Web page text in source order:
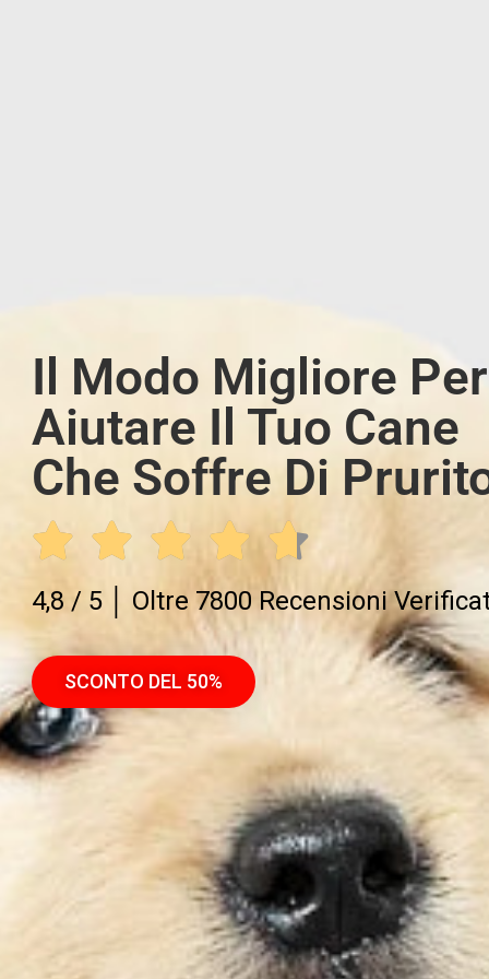
Il Modo Migliore Per
Aiutare Il Tuo Cane
Che Soffre Di
    
4,8 / 5 │ Oltre 7800 Recensioni
SCONTO DEL 50%